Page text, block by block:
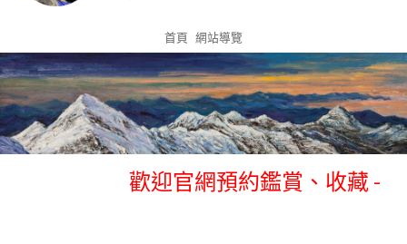
首頁 網站導覽
歡迎官網預約鑑賞、收藏 -
0933314105 張先生